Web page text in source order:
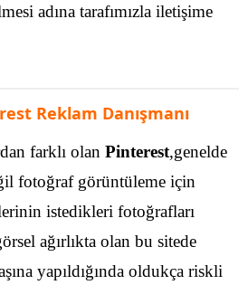
adına tarafımızla iletişime
Reklam Danışmanı
farklı olan Pinterest,genelde
fotoğraf görüntüleme için
istedikleri fotoğrafları
ağırlıkta olan bu sitede
yapıldığında oldukça riskli